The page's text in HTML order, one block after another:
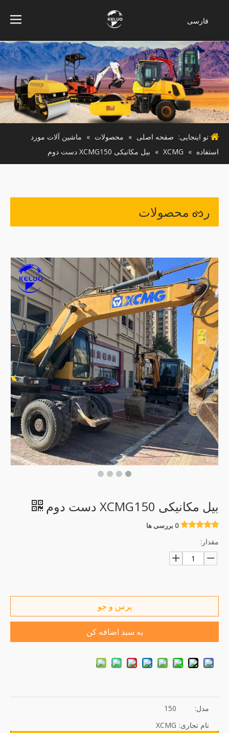
فارسی
indonesia
Türk dili
ไทย
Italiano
Deutsch
Português
Español
Pусский
تو اینجایی: صفحه اصلی » محصولات » ماشین آلات مورد
استفاده »
XCMG
» بیل مکانیکی XCMG150 دست دوم
رده محصولات
بیل مکانیکی XCMG150 دست دوم
0 بررسی ها
مقدار:
پرس و جو
به سبد اضافه کن
مدل:
150
نام تجاری: XCMG